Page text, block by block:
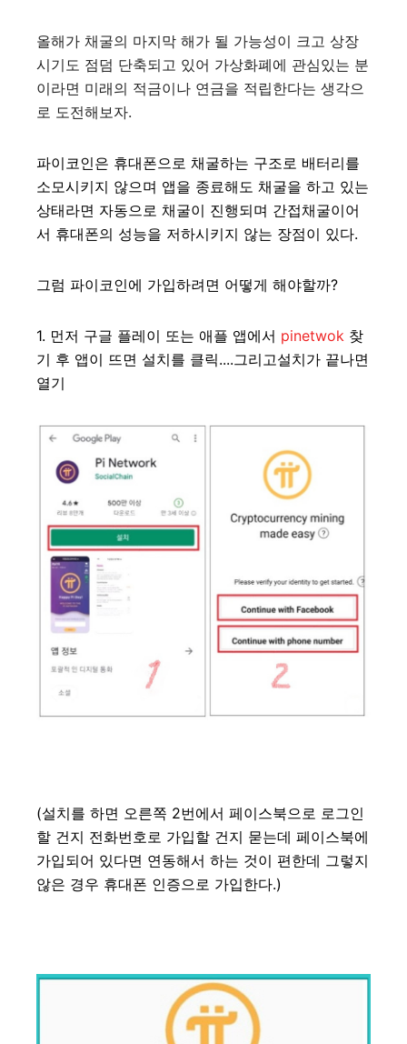
올해가 채굴의 마지막 해가 될 가능성이 크고 상장
시기도 점덤 단축되고 있어 가상화폐에 관심있는 분
이라면 미래의 적금이나 연금을 적립한다는 생각으
로 도전해보자.
파이코인은 휴대폰으로 채굴하는 구조로 배터리를
소모시키지 않으며 앱을 종료해도 채굴을 하고 있는
상태라면 자동으로 채굴이 진행되며 간접채굴이어
서 휴대폰의 성능을 저하시키지 않는 장점이 있다.
그럼 파이코인에 가입하려면 어떻게 해야할까?
1. 먼저 구글 플레이 또는 애플 앱에서 pinetwok 찾
기 후 앱이 뜨면 설치를 클릭....그리고설치가 끝나면
열기
(설치를 하면 오른쪽 2번에서 페이스북으로 로그인
할 건지 전화번호로 가입할 건지 묻는데 페이스북에
가입되어 있다면 연동해서 하는 것이 편한데 그렇지
않은 경우 휴대폰 인증으로 가입한다.)